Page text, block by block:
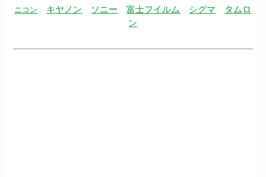
ニコン キヤノン ソニー 富士フイルム シグマ
タムロ
ン